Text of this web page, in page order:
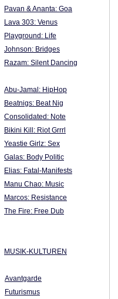
Pavan & Ananta: Goa
Lava 303: Venus
Playground: Life
Johnson: Bridges
Razam: Silent Dancing
Abu-Jamal: HipHop
Beatnigs: Beat Nig
Consolidated: Note
Bikini Kill: Riot Grrrl
Yeastie Girlz: Sex
Galas: Body Politic
Elias: Fatal-Manifests
Manu Chao: Music
Marcos: Resistance
The Fire: Free Dub
MUSIK-KULTUREN
Avantgarde
Futurismus